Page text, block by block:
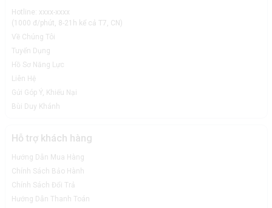
Hotline: xxxx-xxxx
(1000 đ/phút, 8-21h kể cả T7, CN)
Về Chúng Tôi
Tuyển Dụng
Hồ Sơ Năng Lực
Liên Hệ
Gửi Góp Ý, Khiếu Nại
Bùi Duy Khánh
Hỗ trợ khách hàng
Hướng Dẫn Mua Hàng
Chính Sách Bảo Hành
Chính Sách Đổi Trả
Hướng Dẫn Thanh Toán